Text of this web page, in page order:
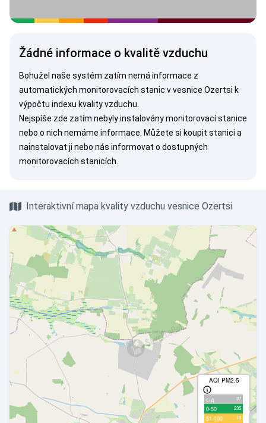
Žádné informace o kvalitě vzduchu
Bohužel naše systém zatím nemá informace z
automatických monitorovacích stanic v vesnice Ozertsi k
výpočtu indexu kvality vzduchu.
Nejspíše zde zatím nebyly instalovány monitorovací stanice
nebo o nich nemáme informace. Můžete si koupit stanici a
nainstalovat ji nebo nás informovat o dostupných
monitorovacích stanicích.
Interaktivní mapa kvality vzduchu vesnice Ozertsi
AQI PM2.5
с/д 97
0-50 235
51-100 18